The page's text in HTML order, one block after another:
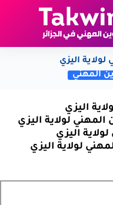
اليزي
المهني
اليزي
لولاية اليزي
اليزي
لولاية اليزي